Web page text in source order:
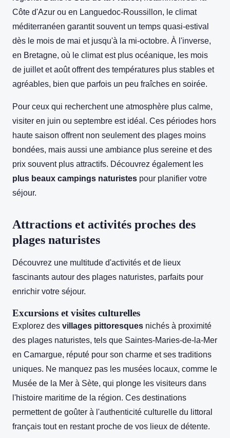
Côte d'Azur ou en Languedoc-Roussillon, le climat
méditerranéen garantit souvent un temps quasi-estival
dès le mois de mai et jusqu'à la mi-octobre. À l'inverse,
en Bretagne, où le climat est plus océanique, les mois
de juillet et août offrent des températures plus stables et
agréables, bien que parfois un peu fraîches en soirée.
Pour ceux qui recherchent une atmosphère plus calme,
visiter en juin ou septembre est idéal. Ces périodes hors
haute saison offrent non seulement des plages moins
bondées, mais aussi une ambiance plus sereine et des
prix souvent plus attractifs. Découvrez également les
plus beaux campings naturistes pour planifier votre
séjour.
Attractions et activités proches des
plages naturistes
Découvrez une multitude d'activités et de lieux
fascinants autour des plages naturistes, parfaits pour
enrichir votre séjour.
Excursions et visites culturelles
Explorez des villages pittoresques nichés à proximité
des plages naturistes, tels que Saintes-Maries-de-la-Mer
en Camargue, réputé pour son charme et ses traditions
uniques. Ne manquez pas les musées locaux, comme le
Musée de la Mer à Sète, qui plonge les visiteurs dans
l'histoire maritime de la région. Ces destinations
permettent de goûter à l'authenticité culturelle du littoral
français tout en restant proche de vos lieux de détente.